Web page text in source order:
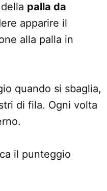
palla da
apparire il
alla palla in
quando si sbaglia,
di fila. Ogni volta
il punteggio